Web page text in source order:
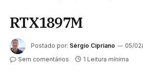
RTX1897M
Postado por: Sérgio Cipriano
05/
Sem comentários
1 Leitura mínima